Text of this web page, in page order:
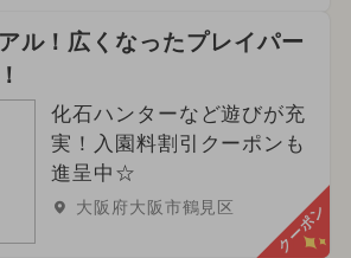
ル！広くなったプレイパー
化石ハンターなど遊びが充
実！入園料割引クーポンも
進呈中☆
大阪府大阪市鶴見区 クーポン